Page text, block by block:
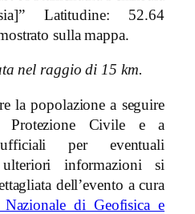
Latitudine: 52.64
sulla mappa.
nel raggio di 15 km.
la popolazione a seguire
Protezione Civile e a
per eventuali
informazioni si
dell’evento a cura
di Geofisica e